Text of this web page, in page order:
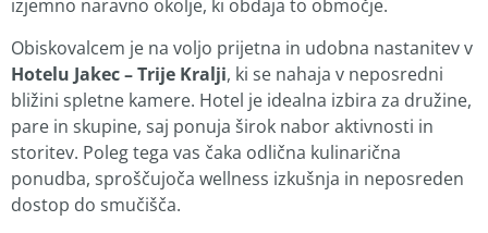
izjemno naravno okolje, ki obdaja to območje.
Obiskovalcem je na voljo prijetna in udobna nastanitev v
Hotelu Jakec – Trije Kralji, ki se nahaja v neposredni
bližini spletne kamere. Hotel je idealna izbira za družine,
pare in skupine, saj ponuja širok nabor aktivnosti in
storitev. Poleg tega vas čaka odlična kulinarična
ponudba, sproščujoča wellness izkušnja in neposreden
dostop do smučišča.